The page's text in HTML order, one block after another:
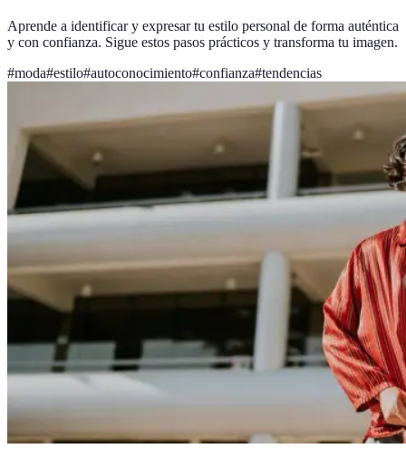
Aprende a identificar y expresar tu estilo personal de forma auténtica
y con confianza. Sigue estos pasos prácticos y transforma tu imagen.
#moda#estilo#autoconocimiento#confianza#tendencias